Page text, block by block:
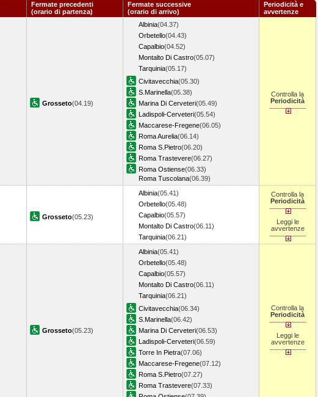
Fermate precedenti
(orario di partenza)
Fermate successive
(orario di arrivo)
Periodicità e
avvertenze
Grosseto(04.19)
Albinia(04.37)
Orbetello(04.43)
Capalbio(04.52)
Montalto Di Castro(05.07)
Tarquinia(05.17)
Civitavecchia(05.30)
S.Marinella(05.38)
Marina Di Cerveteri(05.49)
Ladispoli-Cerveteri(05.54)
Maccarese-Fregene(06.05)
Roma Aurelia(06.14)
Roma S.Pietro(06.20)
Roma Trastevere(06.27)
Roma Ostiense(06.33)
Roma Tuscolana(06.39)
Controlla la
Periodicità
Grosseto(05.23)
Albinia(05.41)
Orbetello(05.48)
Capalbio(05.57)
Montalto Di Castro(06.11)
Tarquinia(06.21)
Controlla la
Periodicità
Leggi le
avvertenze
Grosseto(05.23)
Albinia(05.41)
Orbetello(05.48)
Capalbio(05.57)
Montalto Di Castro(06.11)
Tarquinia(06.21)
Civitavecchia(06.34)
S.Marinella(06.42)
Marina Di Cerveteri(06.53)
Ladispoli-Cerveteri(06.59)
Torre In Pietra(07.06)
Maccarese-Fregene(07.12)
Roma S.Pietro(07.27)
Roma Trastevere(07.33)
Controlla la
Periodicità
Leggi le
avvertenze